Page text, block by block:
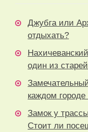
Джубга или
отдыхать?
один из
каждом городе
Замок у
Стоит ли